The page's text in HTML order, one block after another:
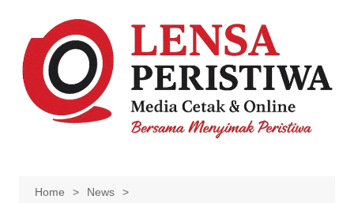
content
Home
News